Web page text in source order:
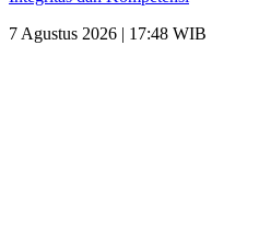
7 Agustus 2026 | 17:48 WIB